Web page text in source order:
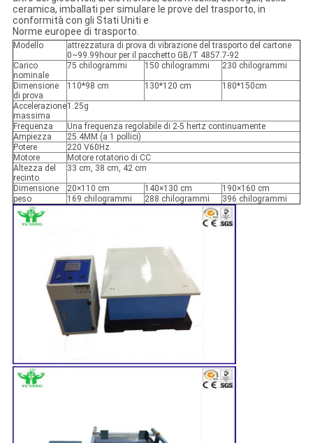
ceramica, imballati per simulare le prove del trasporto, in
conformità con gli Stati Uniti e
Norme europee di trasporto.
Modello
attrezzatura di prova di vibrazione del trasporto del cartone
0~99.99hour per il pacchetto GB/T 4857.7-92
Carico
nominale
75 chilogrammi 150 chilogrammi 230 chilogrammi
Dimensione
di prova
110*98 cm 130*120 cm 180*150cm
Accelerazione
massima
1.25g
Frequenza
Una frequenza regolabile di 2-5 hertz continuamente
Ampiezza
25.4MM (a 1 pollici)
Potere
220 V60Hz
Motore
Motore rotatorio di CC
Altezza del
recinto
33 cm, 38 cm, 42 cm
Dimensione 20×110 cm 140×130 cm
190×160 cm
peso
169 chilogrammi 288 chilogrammi 396 chilogrammi